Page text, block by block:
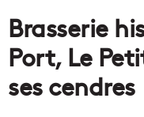
Brasserie
Port, Le
ses cendres